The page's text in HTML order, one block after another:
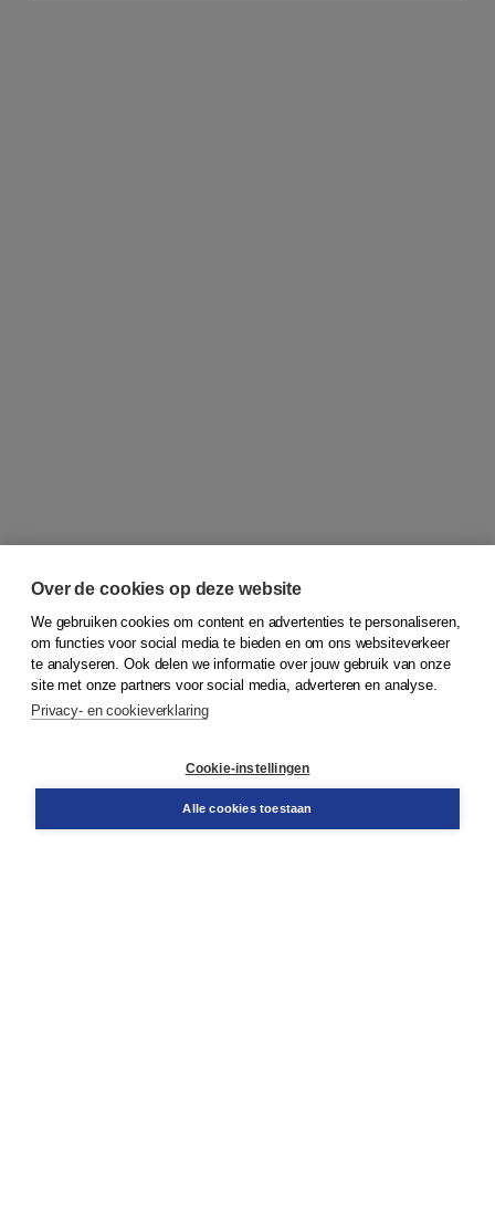
© 2026Koninklijke Boom uitgevers
Bestellen
Over de cookies op deze website
We gebruiken cookies om content en advertenties te personaliseren,
om functies voor social media te bieden en om ons websiteverkeer
te analyseren. Ook delen we informatie over jouw gebruik van onze
site met onze partners voor social media, adverteren en analyse.
Privacy- en cookieverklaring
Cookie-instellingen
Alle cookies toestaan